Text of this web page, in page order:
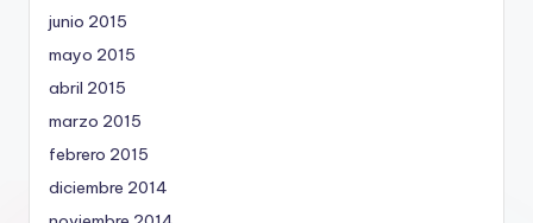
junio 2015
mayo 2015
abril 2015
marzo 2015
febrero 2015
diciembre 2014